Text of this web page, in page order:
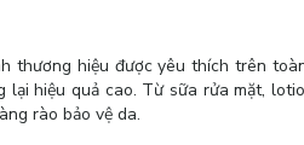
thương hiệu được yêu thích trên
hiệu quả cao. Từ sữa rửa mặt,
rào bảo vệ da.